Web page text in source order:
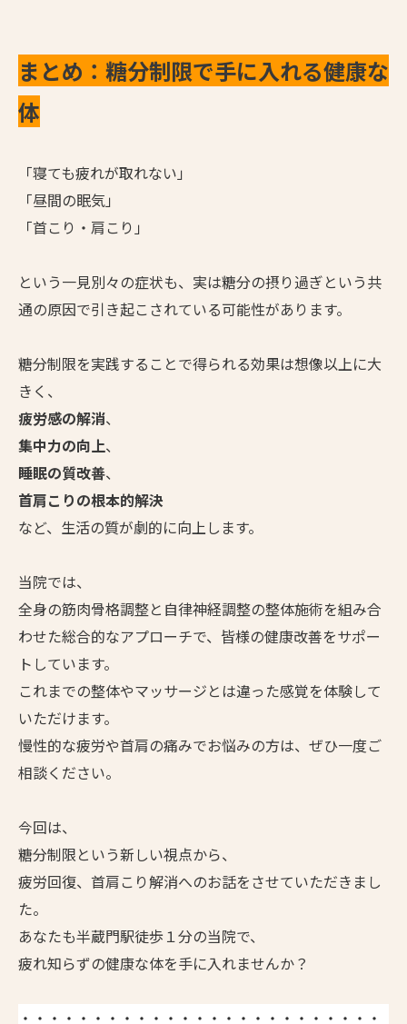
まとめ：糖分制限で手に入れる健康な
体
「寝ても疲れが取れない」
「昼間の眠気」
「首こり・肩こり」
という一見別々の症状も、実は糖分の摂り過ぎという共
通の原因で引き起こされている可能性があります。
糖分制限を実践することで得られる効果は想像以上に大
きく、
疲労感の解消、
集中力の向上、
睡眠の質改善、
首肩こりの根本的解決
など、生活の質が劇的に向上します。
当院では、
全身の筋肉骨格調整と自律神経調整の整体施術を組み合
わせた総合的なアプローチで、皆様の健康改善をサポー
トしています。
これまでの整体やマッサージとは違った感覚を体験して
いただけます。
慢性的な疲労や首肩の痛みでお悩みの方は、ぜひ一度ご
相談ください。
今回は、
糖分制限という新しい視点から、
疲労回復、首肩こり解消へのお話をさせていただきまし
た。
あなたも半蔵門駅徒歩１分の当院で、
疲れ知らずの健康な体を手に入れませんか？
・・・・・・・・・・・・・・・・・・・・・・・・・